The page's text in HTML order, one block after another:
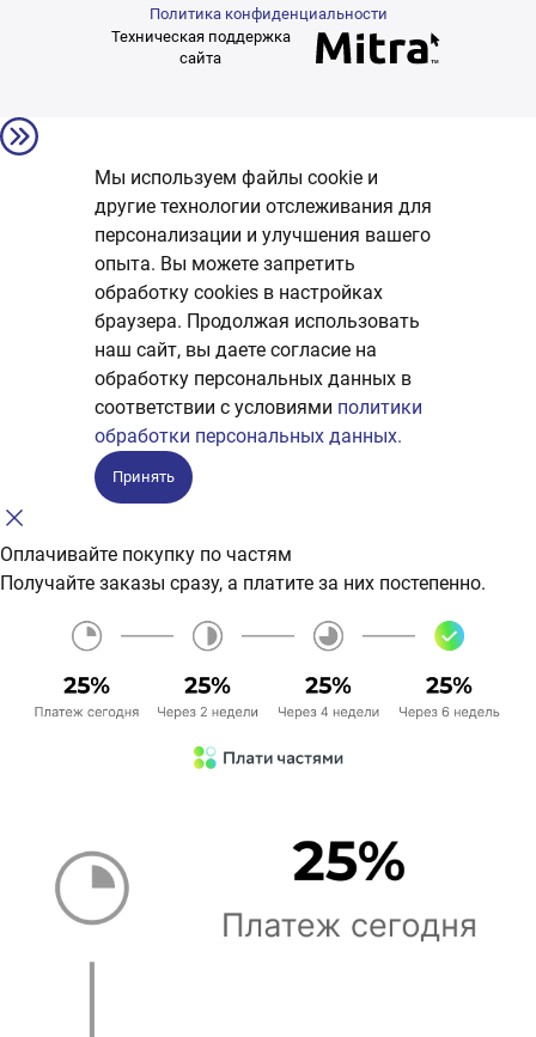
Политика конфиденциальности
Техническая поддержка
сайта
Мы используем файлы cookie и
другие технологии отслеживания для
персонализации и улучшения вашего
опыта. Вы можете запретить
обработку сookies в настройках
браузера. Продолжая использовать
наш сайт, вы даете согласие на
обработку персональных данных в
соответствии с условиями политики
обработки персональных данных.
Принять
Оплачивайте покупку по частям
Получайте заказы сразу, а платите за них постепенно.